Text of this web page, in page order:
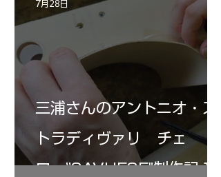
三浦さんのアントニオ・ス
トラディヴァリ チェ
ロ ”SAVUESE"制作記１2
7月28日